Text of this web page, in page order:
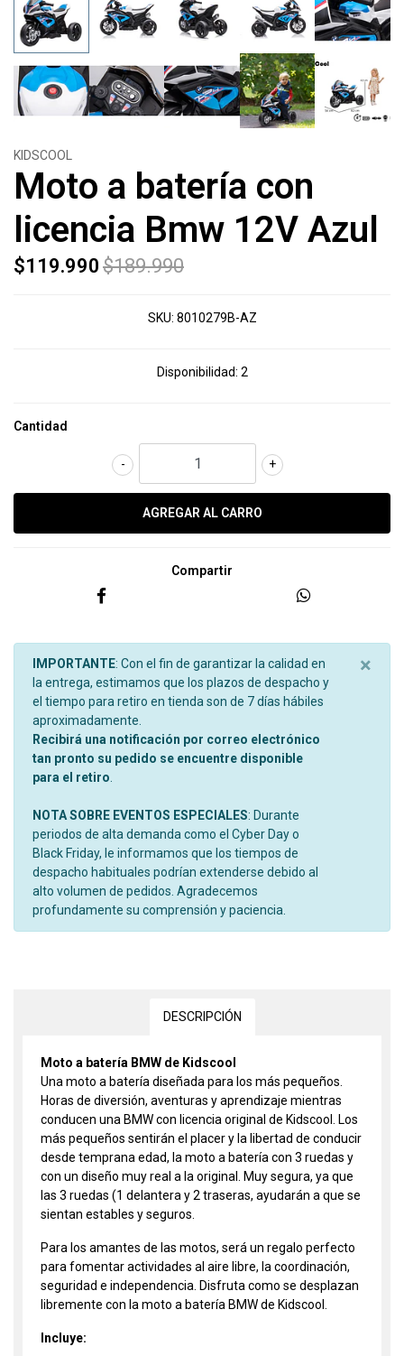
KIDSCOOL
Moto a batería con
licencia Bmw 12V Azul
$119.990 $189.990
SKU: 8010279B-AZ
Disponibilidad: 2
Cantidad
+
-
Compartir
IMPORTANTE: Con el fin de garantizar la calidad en
la entrega, estimamos que los plazos de despacho y
el tiempo para retiro en tienda son de 7 días hábiles
aproximadamente.
Recibirá una notificación por correo electrónico
tan pronto su pedido se encuentre disponible
para el retiro
NOTA SOBRE EVENTOS ESPECIALES: Durante
periodos de alta demanda como el Cyber Day o
Black Friday, le informamos que los tiempos de
despacho habituales podrían extenderse debido al
alto volumen de pedidos. Agradecemos
profundamente su comprensión y paciencia.
×
DESCRIPCIÓN
Moto a batería BMW de Kidscool
Una moto a batería diseñada para los más pequeños.
Horas de diversión, aventuras y aprendizaje mientras
conducen una BMW con licencia original de Kidscool. Los
más pequeños sentirán el placer y la libertad de conducir
desde temprana edad, la moto a batería con 3 ruedas y
con un diseño muy real a la original. Muy segura, ya que
las 3 ruedas (1 delantera y 2 traseras, ayudarán a que se
sientan estables y seguros.
Para los amantes de las motos, será un regalo perfecto
para fomentar actividades al aire libre, la coordinación,
seguridad e independencia. Disfruta como se desplazan
libremente con la moto a batería BMW de Kidscool.
Incluye: